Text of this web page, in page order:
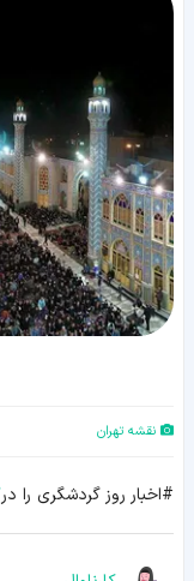
نقشه تهران
#اخبار روز گردشگری را در